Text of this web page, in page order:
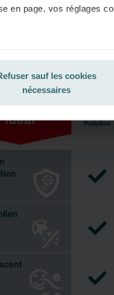
en page, vos réglages
les cookies qui analyse
empêcher à tout
Web utilisé afin
effacer à tout moment les
des cookies au
disponibles dans leur
AG: Data Privacy
Group België nv/sa:
sauf les cookies
nécessaires